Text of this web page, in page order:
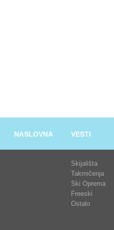
NASLOVNA VESTI
Skijališta
Takmičenja
Ski Oprema
Freeski
Ostalo